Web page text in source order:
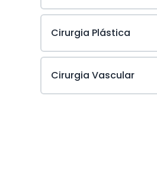
Cirurgia Plástica
Cirurgia Vascular